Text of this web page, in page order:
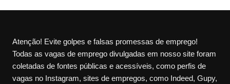
Atenção! Evite golpes e falsas promessas de emprego!
Todas as vagas de emprego divulgadas em nosso site foram
coletadas de fontes públicas e acessíveis, como perfis de
vagas no Instagram, sites de empregos, como Indeed, Gupy,